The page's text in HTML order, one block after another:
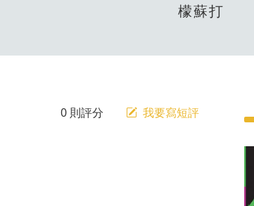
檬蘇打
0 則評分 我要寫短評